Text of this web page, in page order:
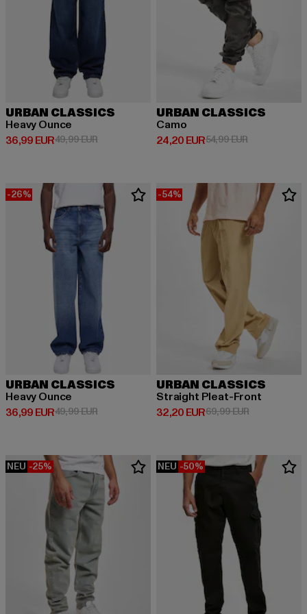
URBAN CLASSICS
Heavy Ounce
36,99 EUR
Derzeitiger Preis: 36,99 EUR
49,99 EURAktionspreis: 49,99 EUR
URBAN CLASSICS
Camo
24,20 EUR
Derzeitiger Preis: 24,20 EUR
54,99 EURAktionspreis:
-26%
URBAN CLASSICS
Heavy Ounce
36,99 EUR
Derzeitiger Preis: 36,99 EUR
49,99 EURAktionspreis: 49,99 EUR
-54%
URBAN CLASSICS
Straight Pleat-Front
32,20 EUR
Derzeitiger Preis: 32,20 EUR
69,99 EURAktionspreis:
NEU -25% NEU -50%